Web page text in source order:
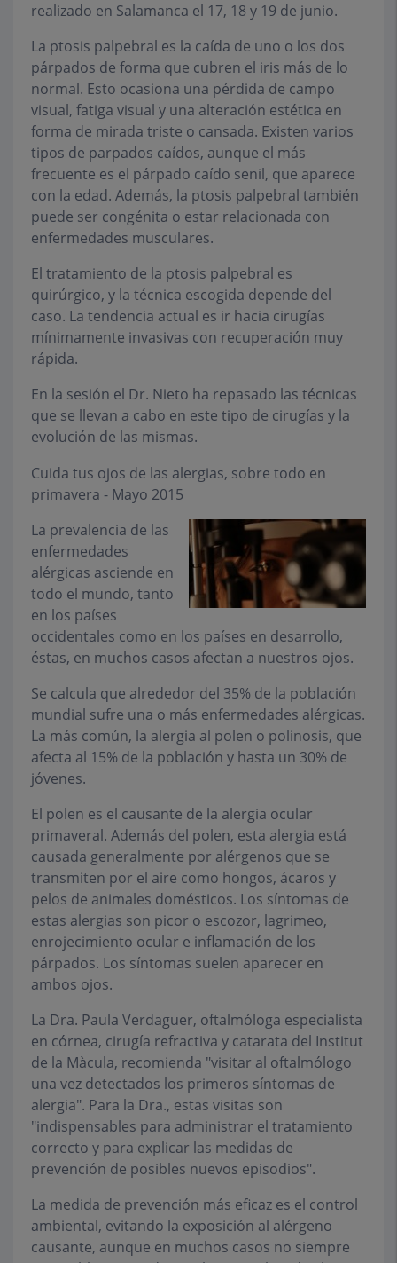
realizado en Salamanca el 17, 18 y 19 de junio.
La ptosis palpebral es la caída de uno o los dos
párpados de forma que cubren el iris más de lo
normal. Esto ocasiona una pérdida de campo
visual, fatiga visual y una alteración estética en
forma de mirada triste o cansada. Existen varios
tipos de parpados caídos, aunque el más
frecuente es el párpado caído senil, que aparece
con la edad. Además, la ptosis palpebral también
puede ser congénita o estar relacionada con
enfermedades musculares.
El tratamiento de la ptosis palpebral es
quirúrgico, y la técnica escogida depende del
caso. La tendencia actual es ir hacia cirugías
mínimamente invasivas con recuperación muy
rápida.
En la sesión el Dr. Nieto ha repasado las técnicas
que se llevan a cabo en este tipo de cirugías y la
evolución de las mismas.
Cuida tus ojos de las alergias, sobre todo en
primavera - Mayo 2015
La prevalencia de las
enfermedades
alérgicas asciende en
todo el mundo, tanto
en los países
occidentales como en los países en desarrollo,
éstas, en muchos casos afectan a nuestros ojos.
Se calcula que alrededor del 35% de la población
mundial sufre una o más enfermedades alérgicas.
La más común, la alergia al polen o polinosis, que
afecta al 15% de la población y hasta un 30% de
jóvenes.
El polen es el causante de la alergia ocular
primaveral. Además del polen, esta alergia está
causada generalmente por alérgenos que se
transmiten por el aire como hongos, ácaros y
pelos de animales domésticos. Los síntomas de
estas alergias son picor o escozor, lagrimeo,
enrojecimiento ocular e inflamación de los
párpados. Los síntomas suelen aparecer en
ambos ojos.
La Dra. Paula Verdaguer, oftalmóloga especialista
en córnea, cirugía refractiva y catarata del Institut
de la Màcula, recomienda "visitar al oftalmólogo
una vez detectados los primeros síntomas de
alergia". Para la Dra., estas visitas son
"indispensables para administrar el tratamiento
correcto y para explicar las medidas de
prevención de posibles nuevos episodios".
La medida de prevención más eficaz es el control
ambiental, evitando la exposición al alérgeno
causante, aunque en muchos casos no siempre